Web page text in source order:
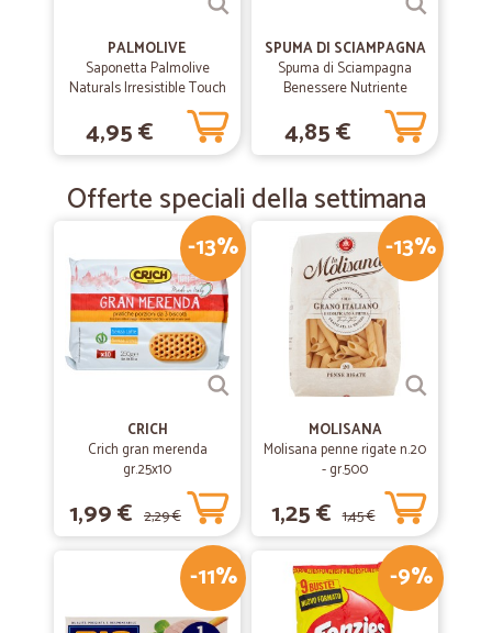
PALMOLIVE
Saponetta Palmolive
Naturals Irresistible Touch
Sapone da Toilette 4 x 90
gr.
4,95 €
SPUMA DI SCIAMPAGNA
Spuma di Sciampagna
Benessere Nutriente
Sapone Profumato Olio di
Argan e Patchouli 4 x 90 gr.
4,85 €
Offerte speciali della settimana
-13%
CRICH
Crich gran merenda
gr.25x10
1,99 € 2,29 €
-13%
MOLISANA
Molisana penne rigate n.20
- gr.500
1,25 € 1,45 €
-11% -9%